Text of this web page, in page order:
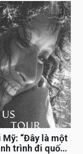
“Đây là một
trình đi quốc